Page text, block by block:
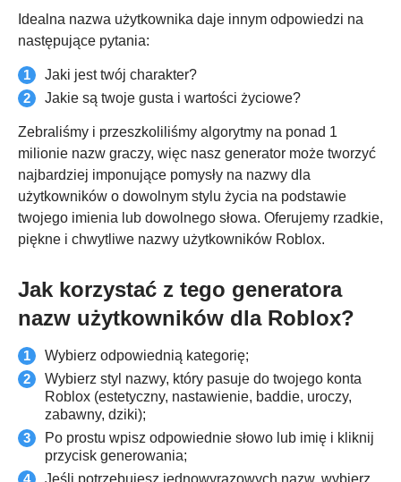
Idealna nazwa użytkownika daje innym odpowiedzi na
następujące pytania:
Jaki jest twój charakter?
Jakie są twoje gusta i wartości życiowe?
Zebraliśmy i przeszkoliliśmy algorytmy na ponad 1
milionie nazw graczy, więc nasz generator może tworzyć
najbardziej imponujące pomysły na nazwy dla
użytkowników o dowolnym stylu życia na podstawie
twojego imienia lub dowolnego słowa. Oferujemy rzadkie,
piękne i chwytliwe nazwy użytkowników Roblox.
Jak korzystać z tego generatora
nazw użytkowników dla Roblox?
Wybierz odpowiednią kategorię;
Wybierz styl nazwy, który pasuje do twojego konta
Roblox (estetyczny, nastawienie, baddie, uroczy,
zabawny, dziki);
Po prostu wpisz odpowiednie słowo lub imię i kliknij
przycisk generowania;
Jeśli potrzebujesz jednowyrazowych nazw, wybierz